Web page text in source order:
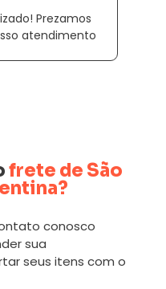
Prezamos
atendimento
frete de São
conosco
sua
seus itens com o